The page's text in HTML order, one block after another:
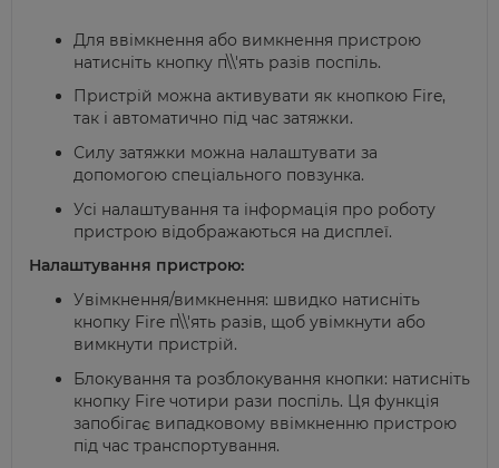
Для ввімкнення або вимкнення пристрою
натисніть кнопку п\\'ять разів поспіль.
Пристрій можна активувати як кнопкою Fire,
так і автоматично під час затяжки.
Силу затяжки можна налаштувати за
допомогою спеціального повзунка.
Усі налаштування та інформація про роботу
пристрою відображаються на дисплеї.
Налаштування пристрою:
Увімкнення/вимкнення: швидко натисніть
кнопку Fire п\\'ять разів, щоб увімкнути або
вимкнути пристрій.
Блокування та розблокування кнопки: натисніть
кнопку Fire чотири рази поспіль. Ця функція
запобігає випадковому ввімкненню пристрою
під час транспортування.